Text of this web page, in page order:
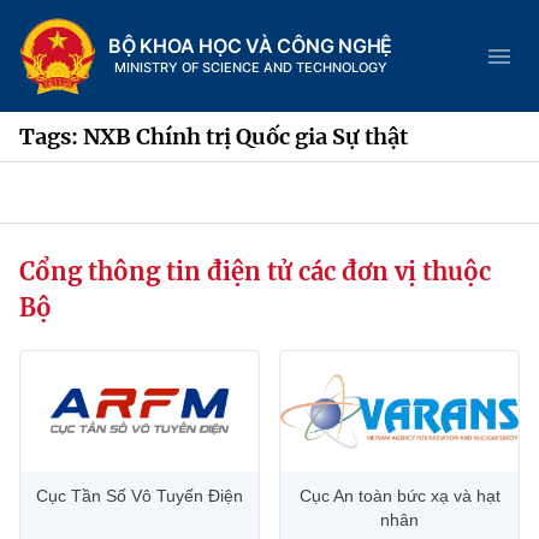
BỘ KHOA HỌC VÀ CÔNG NGHỆ
MINISTRY OF SCIENCE AND TECHNOLOGY
Trang chủ
Chức năng nhiệm vụ
Tin tức sự kiện
Hệ thống văn bản
Tags: NXB Chính trị Quốc gia Sự thật
Cổng thông tin điện tử các đơn vị thuộc
Bộ
Cục Tần Số Vô Tuyến Điện
Cục An toàn bức xạ và hạt
nhân